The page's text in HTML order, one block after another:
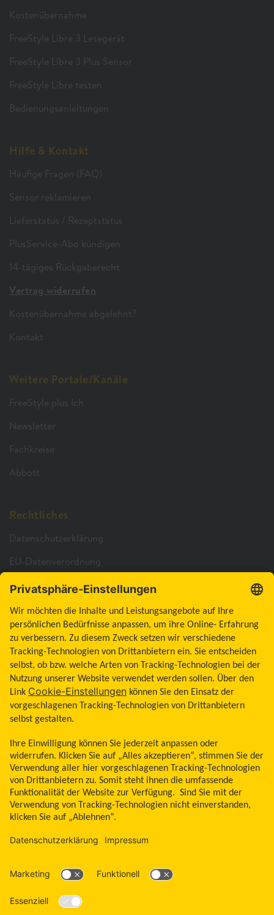
Kostenübernahme
FreeStyle Libre 3 Lesegerät
FreeStyle Libre 3 Plus Sensor
FreeStyle Libre testen
Bedienungsanleitungen
Hilfe & Kontakt
Häufige Fragen (FAQ)
Sensor reklamieren
Lieferstatus / Rezeptstatus
PlusService-Abo kündigen
14-tägiges Rückgaberecht
Vertrag widerrufen
Kostenübernahme abgelehnt?
Kontakt
Weitere Portale/Kanäle
FreeStyle plus Ich
Newsletter
Fachkreise
Abbott
Rechtliches
Datenschutzerklärung
EU-Datenverordnung
Cookie-Richtlinie
Cookie-Einstellungen
Barrierefreiheitserklärung
Allgemeine Geschäftsbedingungen
Impressum
Land ändern
Libre, das Schmetterlingslogo, die Form und das Erscheinungsbild des Sensors,
die Farbe Gelb sowie sämtliche damit zusammenhängende Marken und/oder
Designs sind das geistige Eigentum der Abbott Unternehmensgruppe in
Rechteinhaber. Bei den hier gezeigten Bildern handelt es sich um Agenturfotos,
Messsysteme sind sowohl in mg/dl als auch mmol/l erhältlich. FreeStyle Libre 3
und FreeStyle Libre 3 Plus Sensoren sind freigegeben für die Verwendung mit
Apple Logo sind eingetragene Marken von Apple Inc., in den USA und anderen
Ländern. App Store ist ein Warenzeichen von Apple Inc. Google Play und das